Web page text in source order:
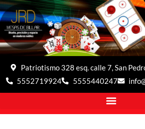
Patriotismo 328 esq. calle 7, San
5552719924
5555440247